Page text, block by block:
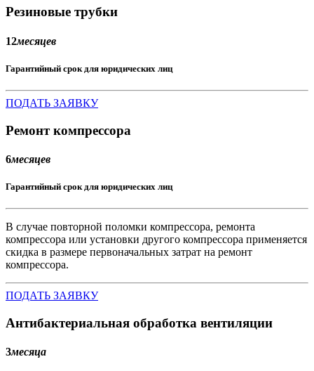
Резиновые трубки
12месяцев
Гарантийный срок для юридических лиц
ПОДАТЬ ЗАЯВКУ
Ремонт компрессора
6месяцев
Гарантийный срок для юридических лиц
В случае повторной поломки компрессора, ремонта
компрессора или установки другого компрессора применяется
скидка в размере первоначальных затрат на ремонт
компрессора.
ПОДАТЬ ЗАЯВКУ
Антибактериальная обработка вентиляции
3месяца